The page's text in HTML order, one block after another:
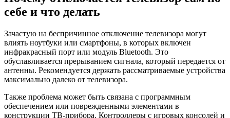
себе и что делать
Зачастую на беспричинное отключение телевизора могут
влиять ноутбуки или смартфоны, в которых включен
инфракрасный порт или модуль Bluetooth. Это
обуславливается прерыванием сигнала, который передается от
антенны. Рекомендуется держать рассматриваемые устройства
максимально далеко от телевизора.
Также проблема может быть связана с программным
обеспечением или поврежденными элементами в
конструкции ТВ-прибора. Контроллеры с игровых консолей и